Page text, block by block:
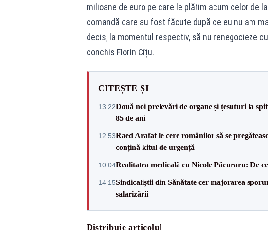
milioane de euro pe care le plătim acum celor de
comandă care au fost făcute după ce eu nu am
decis, la momentul respectiv, să nu renegocieze
conchis Florin Cîțu.
CITEȘTE ȘI
13:22Două noi prelevări de organe și țesuturi la
85 de ani
12:53Raed Arafat le cere românilor să se
conțină kitul de urgență
10:04Realitatea medicală cu Nicole Păcuraru: De
14:15Sindicaliștii din Sănătate cer majorarea
salarizării
Distribuie articolul